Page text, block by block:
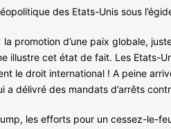
des Etats-Unis sous
la promotion d’une paix globale,
illustre cet état de fait. Les Etats-
le droit international ! A peine
a délivré des mandats d’arrêts
les efforts pour un cessez-le-